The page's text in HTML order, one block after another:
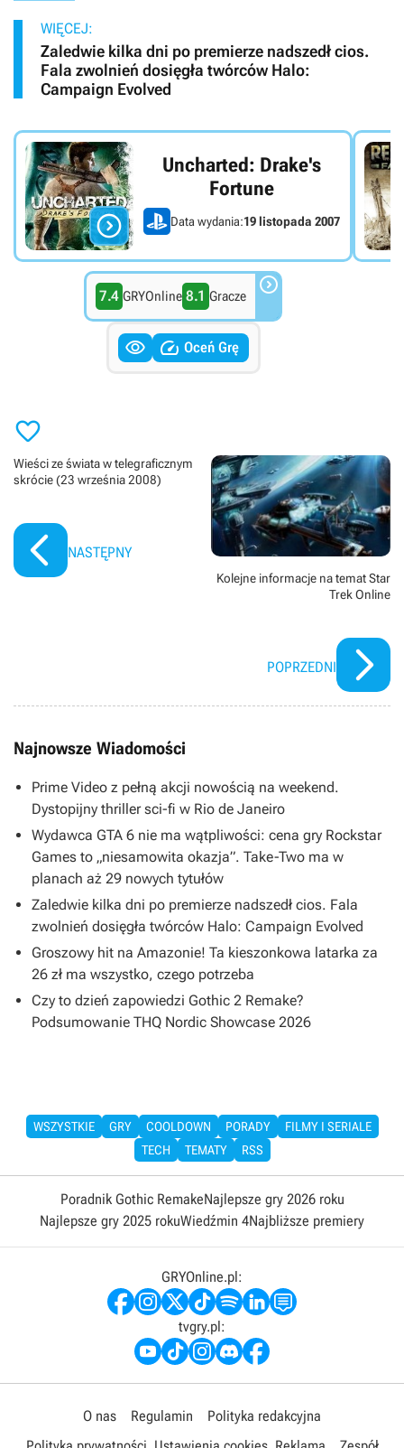
WIĘCEJ:
Zaledwie kilka dni po premierze nadszedł cios.
Fala zwolnień dosięgła twórców Halo:
Campaign Evolved

Uncharted: Drake's
Fortune
Data wydania:19 listopada 2007
7.4 GRYOnline 8.1 Gracze 
  Oceń Grę

Wieści ze świata w telegraficznym
skrócie (23 września 2008)
NASTĘPNY
Kolejne informacje na temat Star
Trek Online
POPRZEDNI
Najnowsze Wiadomości
Prime Video z pełną akcji nowością na weekend.
Dystopijny thriller sci-fi w Rio de Janeiro
Wydawca GTA 6 nie ma wątpliwości: cena gry Rockstar
Games to „niesamowita okazja”. Take-Two ma w
planach aż 29 nowych tytułów
Zaledwie kilka dni po premierze nadszedł cios. Fala
zwolnień dosięgła twórców Halo: Campaign Evolved
Groszowy hit na Amazonie! Ta kieszonkowa latarka za
26 zł ma wszystko, czego potrzeba
Czy to dzień zapowiedzi Gothic 2 Remake?
Podsumowanie THQ Nordic Showcase 2026
WSZYSTKIE GRY COOLDOWN PORADY
FILMY I SERIALE
TECH
TEMATY RSS
Poradnik Gothic RemakeNajlepsze gry 2026 roku
Najlepsze gry 2025 rokuWiedźmin 4Najbliższe premiery
GRYOnline.pl:
tvgry.pl:
O nas Regulamin
Polityka redakcyjna